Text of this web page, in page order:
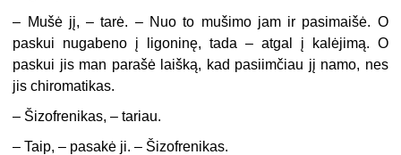
– Mušė jį, – tarė. – Nuo to mušimo jam ir pasimaišė. O
paskui nugabeno į ligoninę, tada – atgal į kalėjimą. O
paskui jis man parašė laišką, kad pasiimčiau jį namo, nes
jis chiromatikas.
– Šizofrenikas, – tariau.
– Taip, – pasakė ji. – Šizofrenikas.